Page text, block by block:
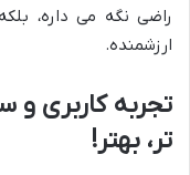
راضی نگه می داره،
ارزشمنده.
تجربه کاربری
تر، بهتر!